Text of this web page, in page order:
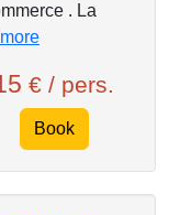
. La
€ / pers.
Book